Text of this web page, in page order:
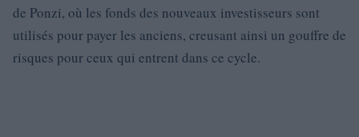
de Ponzi, où les fonds des nouveaux investisseurs sont
utilisés pour payer les anciens, creusant ainsi un gouffre de
risques pour ceux qui entrent dans ce cycle.